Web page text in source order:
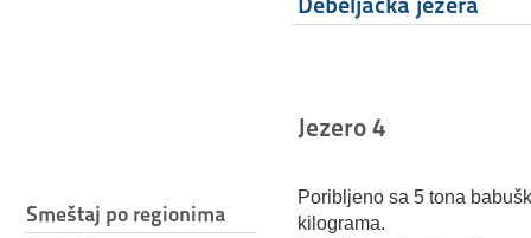
Smeštaj po regionima
Jezero 4
Poribljeno sa 5 tona
kilograma.